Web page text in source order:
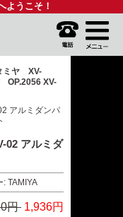
ようこそ！
ミヤ XV-
XV-
アルミダ
: TAMIYA
円 1,936円